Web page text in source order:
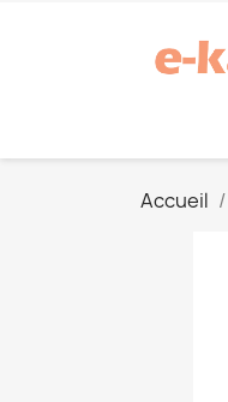
Accueil